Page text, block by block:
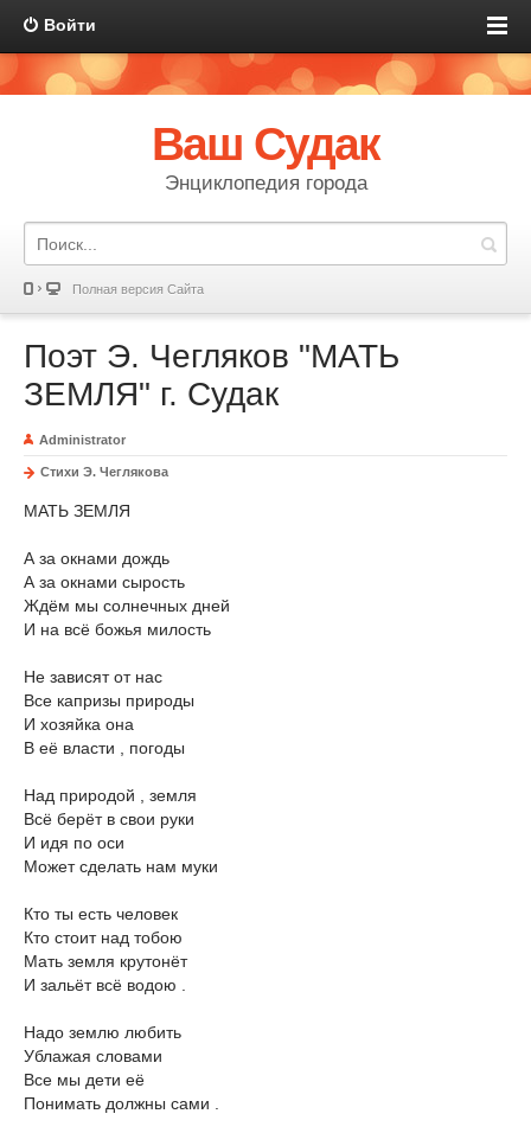
Войти
Ваш Судак
Энциклопедия города
Полная версия Сайта
Поэт Э. Чегляков "МАТЬ
ЗЕМЛЯ" г. Судак
Administrator
Стихи Э. Чеглякова
МАТЬ ЗЕМЛЯ
А за окнами дождь
А за окнами сырость
Ждём мы солнечных дней
И на всё божья милость
Не зависят от нас
Все капризы природы
И хозяйка она
В её власти , погоды
Над природой , земля
Всё берёт в свои руки
И идя по оси
Может сделать нам муки
Кто ты есть человек
Кто стоит над тобою
Мать земля крутонёт
И зальёт всё водою .
Надо землю любить
Ублажая словами
Все мы дети её
Понимать должны сами .